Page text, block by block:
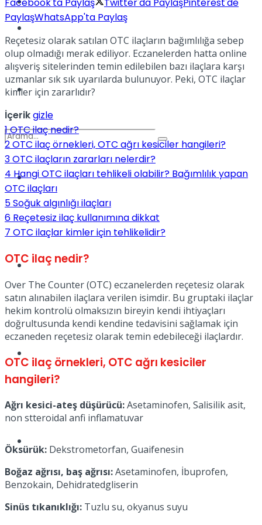
Dünya
Türkiye
Müzik
Podcast
No Result
View All Result
PaylaşWhatsApp'ta Paylaş
Reçetesiz olarak satılan OTC ilaçların bağımlılığa sebep
olup olmadığı merak ediliyor. Eczanelerden hatta online
alışveriş sitelerinden temin edilebilen bazı ilaçlara karşı
uzmanlar sık sık uyarılarda bulunuyor. Peki, OTC ilaçlar
kimler için zararlıdır?
İçerikgizle
1OTC ilaç nedir?
2OTC ilaç örnekleri, OTC ağrı kesiciler hangileri?
3OTC ilaçların zararları nelerdir?
4 Hangi OTC ilaçları tehlikeli olabilir? Bağımlılık yapan
OTC ilaçları
5Soğuk algınlığı ilaçları
6 Reçetesiz ilaç kullanımına dikkat
7 OTC ilaçlar kimler için tehlikelidir?
OTC ilaç nedir?
Over The Counter (OTC) eczanelerden reçetesiz olarak
satın alınabilen ilaçlara verilen isimdir. Bu gruptaki ilaçlar
hekim kontrolü olmaksızın bireyin kendi ihtiyaçları
doğrultusunda kendi kendine tedavisini sağlamak için
eczaneden reçetesiz olarak temin edebileceği ilaçlardır.
OTC ilaç örnekleri, OTC ağrı kesiciler
hangileri?
Ağrı kesici-ateş düşürücü:Asetaminofen, Salisilik asit,
non stteroidal anfi inflamatuvar
Öksürük: Dekstrometorfan, Guaifenesin
Boğaz ağrısı, baş ağrısı:Asetaminofen, İbuprofen,
Benzokain, Dehidratedgliserin
Sinüs tıkanıklığı: Tuzlu su, okyanus suyu